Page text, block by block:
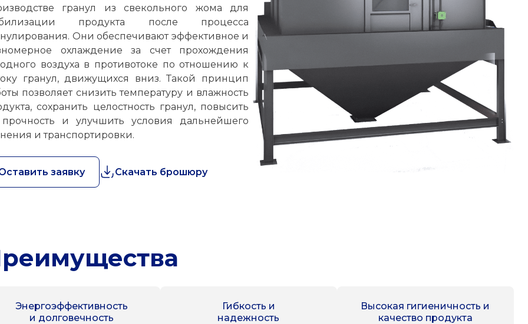
гранул из свекольного жома для
продукта после процесса
Они обеспечивают эффективное и
охлаждение за счет прохождения
воздуха в противотоке по отношению к
гранул, движущихся вниз. Такой принцип
позволяет снизить температуру и влажность
сохранить целостность гранул, повысить
и улучшить условия дальнейшего
и транспортировки.
заявку Скачать брошюру
Энергоэффективность
и долговечность
Гибкость и
надежность
Высокая гигиеничность и
качество продукта